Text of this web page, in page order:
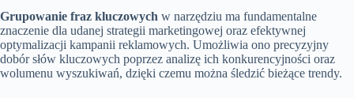
Grupowanie fraz kluczowych w narzędziu ma fundamentalne
znaczenie dla udanej strategii marketingowej oraz efektywnej
optymalizacji kampanii reklamowych. Umożliwia ono precyzyjny
dobór słów kluczowych poprzez analizę ich konkurencyjności oraz
wolumenu wyszukiwań, dzięki czemu można śledzić bieżące trendy.